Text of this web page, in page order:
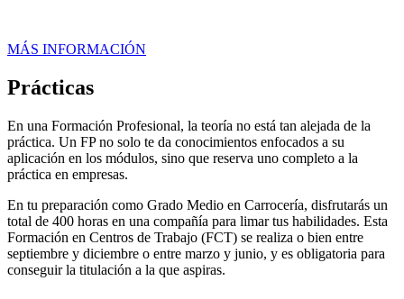
MÁS INFORMACIÓN
Prácticas
En una Formación Profesional, la teoría no está tan alejada de la
práctica. Un FP no solo te da conocimientos enfocados a su
aplicación en los módulos, sino que reserva uno completo a la
práctica en empresas.
En tu preparación como Grado Medio en Carrocería, disfrutarás un
total de 400 horas en una compañía para limar tus habilidades. Esta
Formación en Centros de Trabajo (FCT) se realiza o bien entre
septiembre y diciembre o entre marzo y junio, y es obligatoria para
conseguir la titulación a la que aspiras.